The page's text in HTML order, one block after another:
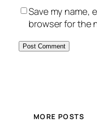
Save my name,
browser for the
MORE POSTS